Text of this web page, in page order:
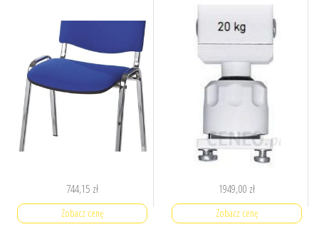
744,15 zł
Zobacz cenę
1949,00 zł
Zobacz cenę